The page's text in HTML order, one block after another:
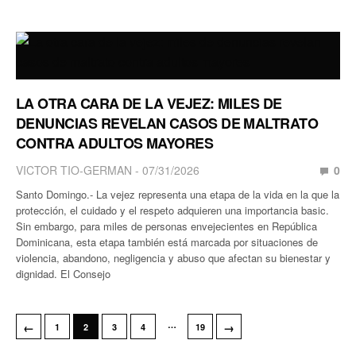
LA OTRA CARA DE LA VEJEZ: MILES DE
DENUNCIAS REVELAN CASOS DE MALTRATO
CONTRA ADULTOS MAYORES
VICTOR TIO-GERMAN 07/31/2026 0
Santo Domingo.- La vejez representa una etapa de la vida en la que la
protección, el cuidado y el respeto adquieren una importancia basic.
Sin embargo, para miles de personas envejecientes en República
Dominicana, esta etapa también está marcada por situaciones de
violencia, abandono, negligencia y abuso que afectan su bienestar y
dignidad. El Consejo
← 1 2 3 4 … 19 →